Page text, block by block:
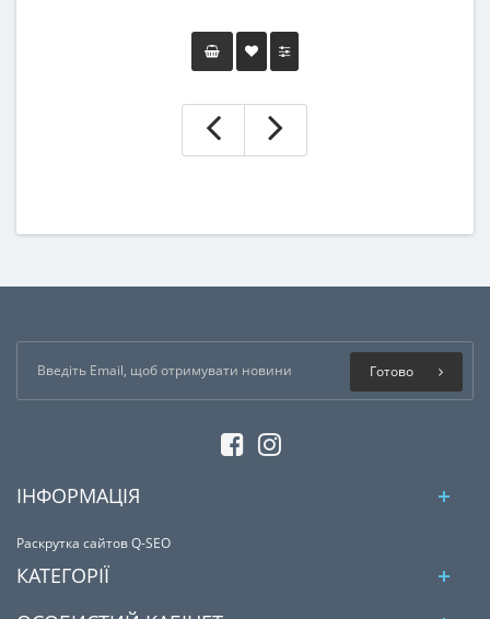
Готово
ІНФОРМАЦІЯ
Раскрутка сайтов Q-SEO
КАТЕГОРІЇ